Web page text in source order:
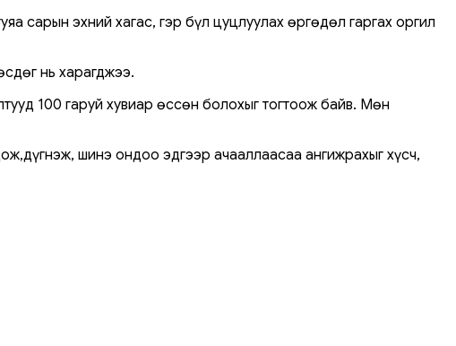
сарын эхний хагас, гэр бүл цуцлуулах өргөдөл гаргах оргил
нь харагджээ.
100 гаруй хувиар өссөн болохыг тогтоож байв. Мөн
шинэ ондоо эдгээр ачааллаасаа ангижрахыг хүсч,